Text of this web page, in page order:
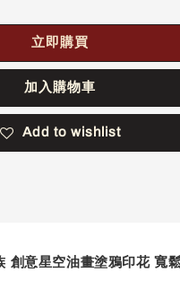
立即購買
加入購物車
Add to wishlist
意星空油畫塗鴉印花 寬